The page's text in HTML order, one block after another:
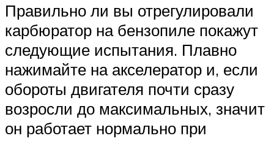
Правильно ли вы отрегулировали
карбюратор на бензопиле покажут
следующие испытания. Плавно
нажимайте на акселератор и, если
обороты двигателя почти сразу
возросли до максимальных, значит
он работает нормально при